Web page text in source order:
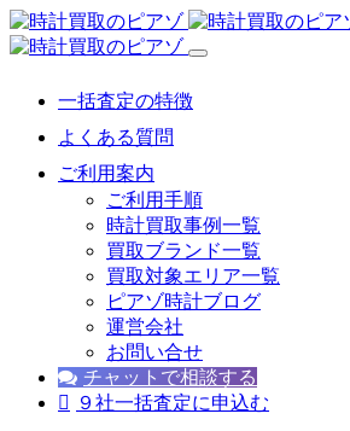
一括査定の特徴
よくある質問
ご利用案内
ご利用手順
時計買取事例一覧
買取ブランド一覧
買取対象エリア一覧
ピアゾ時計ブログ
運営会社
お問い合せ
チャットで相談する
９社一括査定に申込む